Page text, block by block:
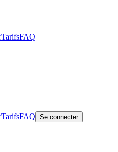
TarifsFAQ
TarifsFAQ Se connecter